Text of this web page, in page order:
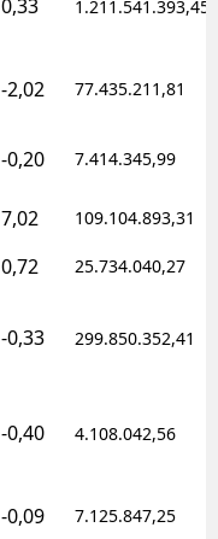
0,33 1.211.541.393,45
-2,02 77.435.211,81
-0,20 7.414.345,99
7,02 109.104.893,31
0,72 25.734.040,27
-0,33 299.850.352,41
-0,40 4.108.042,56
-0,09 7.125.847,25